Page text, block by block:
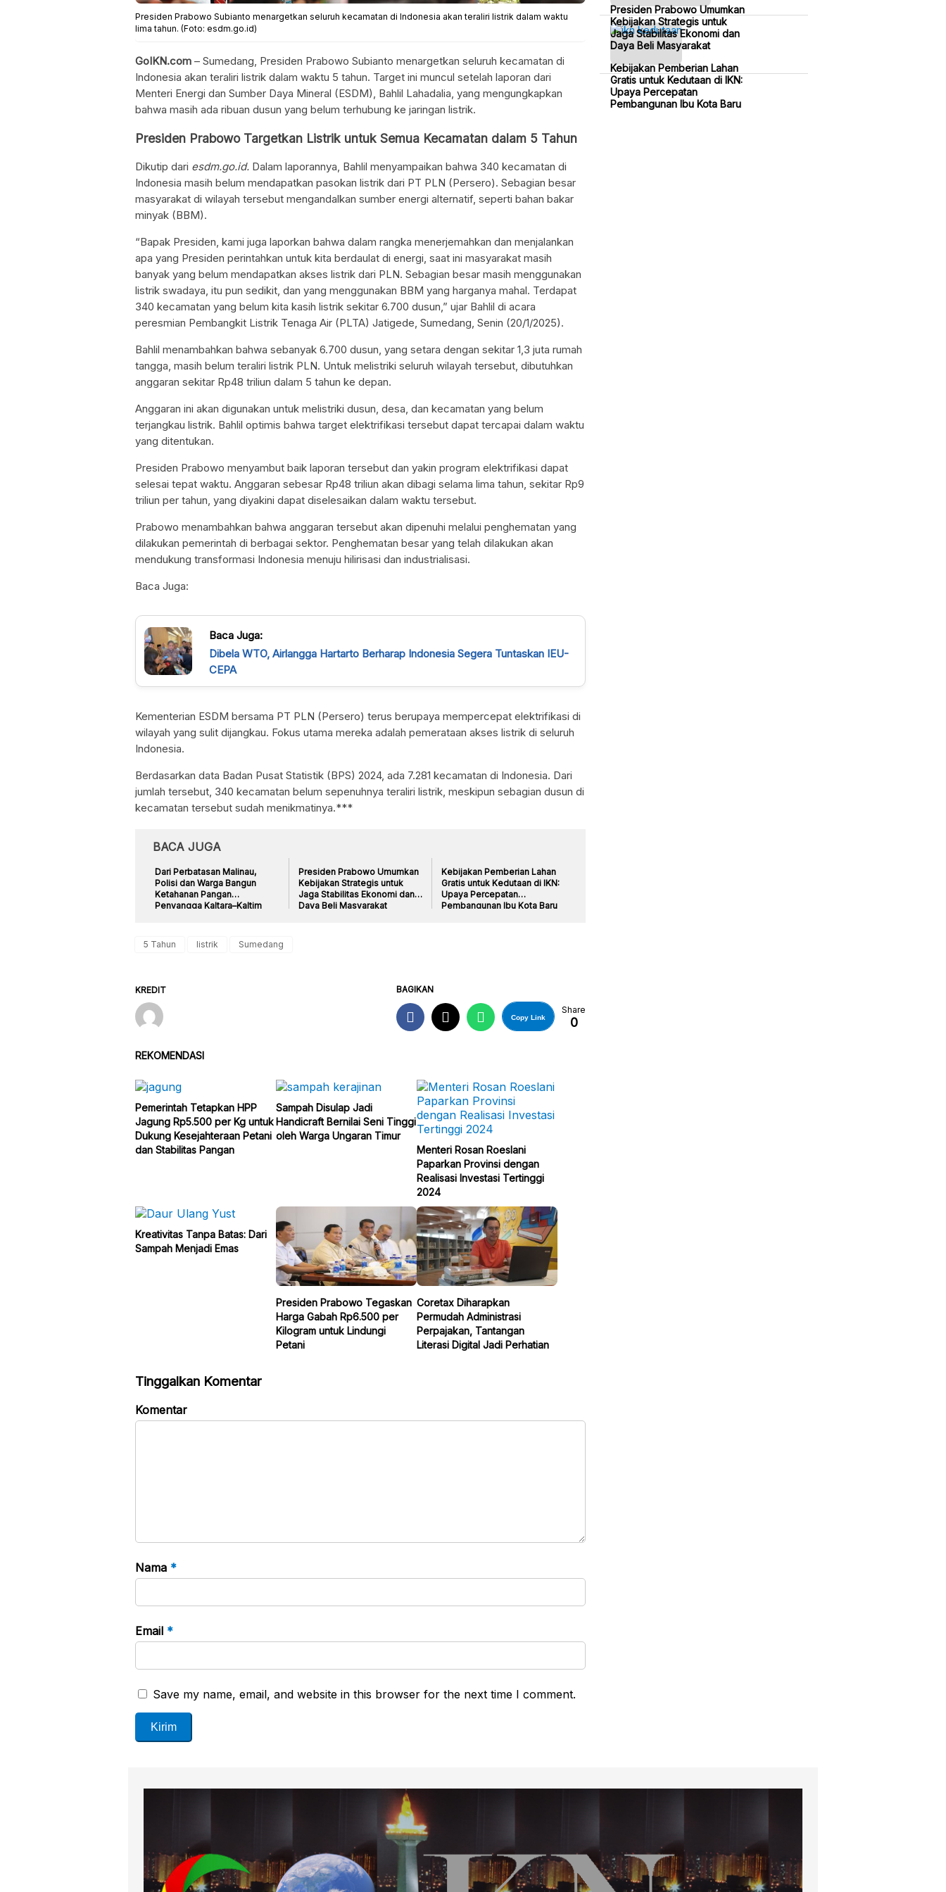
Presiden Prabowo Subianto menargetkan seluruh kecamatan di Indonesia akan teraliri listrik dalam waktu
lima tahun. (Foto: esdm.go.id)
GoIKN.com – Sumedang, Presiden Prabowo Subianto menargetkan seluruh kecamatan di
Indonesia akan teraliri listrik dalam waktu 5 tahun. Target ini muncul setelah laporan dari
Menteri Energi dan Sumber Daya Mineral (ESDM), Bahlil Lahadalia, yang mengungkapkan
bahwa masih ada ribuan dusun yang belum terhubung ke jaringan listrik.
Presiden Prabowo Targetkan Listrik untuk Semua Kecamatan dalam 5 Tahun
Dikutip dari esdm.go.id. Dalam laporannya, Bahlil menyampaikan bahwa 340 kecamatan di
Indonesia masih belum mendapatkan pasokan listrik dari PT PLN (Persero). Sebagian besar
masyarakat di wilayah tersebut mengandalkan sumber energi alternatif, seperti bahan bakar
minyak (BBM).
“Bapak Presiden, kami juga laporkan bahwa dalam rangka menerjemahkan dan menjalankan
apa yang Presiden perintahkan untuk kita berdaulat di energi, saat ini masyarakat masih
banyak yang belum mendapatkan akses listrik dari PLN. Sebagian besar masih menggunakan
listrik swadaya, itu pun sedikit, dan yang menggunakan BBM yang harganya mahal. Terdapat
340 kecamatan yang belum kita kasih listrik sekitar 6.700 dusun,” ujar Bahlil di acara
peresmian Pembangkit Listrik Tenaga Air (PLTA) Jatigede, Sumedang, Senin (20/1/2025).
Bahlil menambahkan bahwa sebanyak 6.700 dusun, yang setara dengan sekitar 1,3 juta rumah
tangga, masih belum teraliri listrik PLN. Untuk melistriki seluruh wilayah tersebut, dibutuhkan
anggaran sekitar Rp48 triliun dalam 5 tahun ke depan.
Anggaran ini akan digunakan untuk melistriki dusun, desa, dan kecamatan yang belum
terjangkau listrik. Bahlil optimis bahwa target elektrifikasi tersebut dapat tercapai dalam waktu
yang ditentukan.
Presiden Prabowo menyambut baik laporan tersebut dan yakin program elektrifikasi dapat
selesai tepat waktu. Anggaran sebesar Rp48 triliun akan dibagi selama lima tahun, sekitar Rp9
triliun per tahun, yang diyakini dapat diselesaikan dalam waktu tersebut.
Prabowo menambahkan bahwa anggaran tersebut akan dipenuhi melalui penghematan yang
dilakukan pemerintah di berbagai sektor. Penghematan besar yang telah dilakukan akan
mendukung transformasi Indonesia menuju hilirisasi dan industrialisasi.
Baca Juga:
Baca Juga:
Dibela WTO, Airlangga Hartarto Berharap Indonesia Segera Tuntaskan IEU-
CEPA
Kementerian ESDM bersama PT PLN (Persero) terus berupaya mempercepat elektrifikasi di
wilayah yang sulit dijangkau. Fokus utama mereka adalah pemerataan akses listrik di seluruh
Indonesia.
Berdasarkan data Badan Pusat Statistik (BPS) 2024, ada 7.281 kecamatan di Indonesia. Dari
jumlah tersebut, 340 kecamatan belum sepenuhnya teraliri listrik, meskipun sebagian dusun di
kecamatan tersebut sudah menikmatinya.***
BACA JUGA
Dari Perbatasan Malinau,
Polisi dan Warga Bangun
Ketahanan Pangan
Penyangga Kaltara–Kaltim
Presiden Prabowo Umumkan
Kebijakan Strategis untuk
Jaga Stabilitas Ekonomi dan
Daya Beli Masyarakat
Kebijakan Pemberian Lahan
Gratis untuk Kedutaan di IKN:
Upaya Percepatan
Pembangunan Ibu Kota Baru
5 Tahun listrik Sumedang
KREDIT BAGIKAN
Copy Link
Share
0
REKOMENDASI
Pemerintah Tetapkan HPP
Jagung Rp5.500 per Kg untuk
Dukung Kesejahteraan Petani
dan Stabilitas Pangan
Sampah Disulap Jadi
Handicraft Bernilai Seni Tinggi
oleh Warga Ungaran Timur
Menteri Rosan Roeslani
Paparkan Provinsi dengan
Realisasi Investasi Tertinggi
2024
Kreativitas Tanpa Batas: Dari
Sampah Menjadi Emas
Presiden Prabowo Tegaskan
Harga Gabah Rp6.500 per
Kilogram untuk Lindungi
Petani
Coretax Diharapkan
Permudah Administrasi
Perpajakan, Tantangan
Literasi Digital Jadi Perhatian
Tinggalkan Komentar
Komentar
Nama *
Email *
Save my name, email, and website in this browser for the next time I comment.
Presiden Prabowo Umumkan
Kebijakan Strategis untuk
Jaga Stabilitas Ekonomi dan
Daya Beli Masyarakat
Kebijakan Pemberian Lahan
Gratis untuk Kedutaan di IKN:
Upaya Percepatan
Pembangunan Ibu Kota Baru